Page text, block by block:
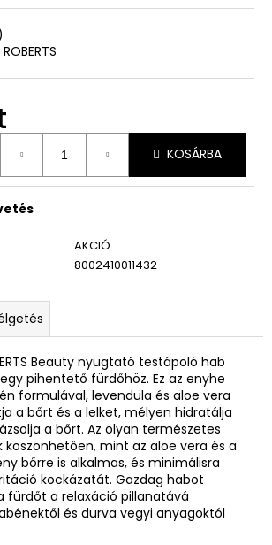
KOSÁRBA
AKCIÓ
8002410011432
Beauty nyugtató testápoló hab
pihentető fürdőhöz. Ez az enyhe
formulával, levendula és aloe vera
a bőrt és a lelket, mélyen hidratálja
a bőrt. Az olyan természetes
köszönhetően, mint az aloe vera és a
bőrre is alkalmas, és minimálisra
kockázatát. Gazdag habot
fürdőt a relaxáció pillanatává
és durva vegyi anyagoktól